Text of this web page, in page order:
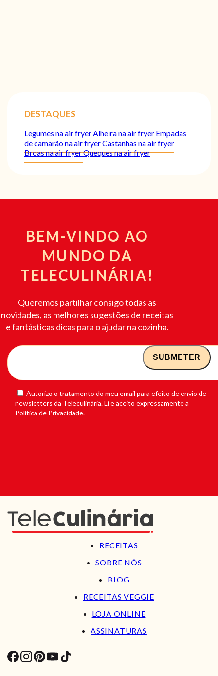
DESTAQUES
Legumes na air fryerAlheira na air fryer Empadas
de camarão na air fryerCastanhas na air fryer
Broas na air fryerQueques na air fryer
BEM-VINDO AO
MUNDO DA
TELECULINÁRIA!
Queremos partilhar consigo todas as
novidades, as melhores sugestões de receitas
e fantásticas dicas para o ajudar na cozinha.
Autorizo o tratamento do meu email para efeito de envio de
newsletters da Teleculinária. Li e aceito expressamente a
Política de Privacidade.
RECEITAS
SOBRE NÓS
BLOG
RECEITAS VEGGIE
LOJA ONLINE
ASSINATURAS